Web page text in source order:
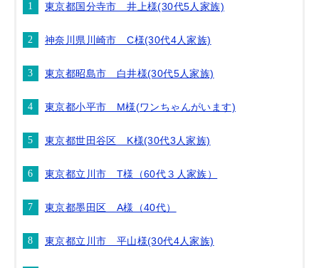
東京都国分寺市 井上様(30代5人家族)
神奈川県川崎市 C様(30代4人家族)
東京都昭島市 白井様(30代5人家族)
東京都小平市 M様(ワンちゃんがいます)
東京都世田谷区 K様(30代3人家族)
東京都立川市 T様（60代３人家族）
東京都墨田区 A様（40代）
東京都立川市 平山様(30代4人家族)